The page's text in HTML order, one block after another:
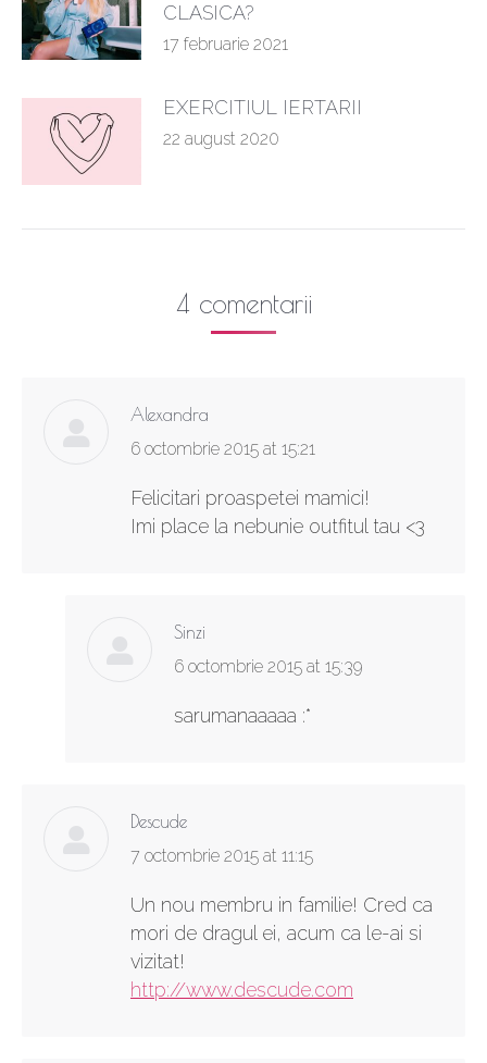
CLASICA?
17 februarie 2021
EXERCITIUL IERTARII
22 august 2020
4 comentarii
Alexandra
says:
6 octombrie 2015 at 15:21
Felicitari proaspetei mamici!
Imi place la nebunie outfitul tau <3
Sinzi
says:
6 octombrie 2015 at 15:39
sarumanaaaaa :*
Descude
says:
7 octombrie 2015 at 11:15
Un nou membru in familie! Cred ca
mori de dragul ei, acum ca le-ai si
vizitat!
http://www.descude.com